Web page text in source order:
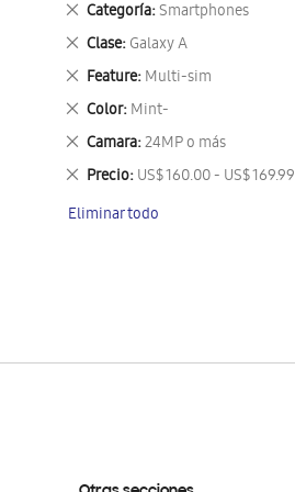
Categoría Smartphones
Eliminar
este
artículo
Clase Galaxy A
Eliminar
este
artículo
Feature Multi-sim
Eliminar
este
artículo
Color Mint-
Eliminar
este
artículo
Camara 24MP o más
Eliminar
este
artículo
Precio US$ 160.00 - US$ 169.99
Eliminar
artículo
Eliminar todo